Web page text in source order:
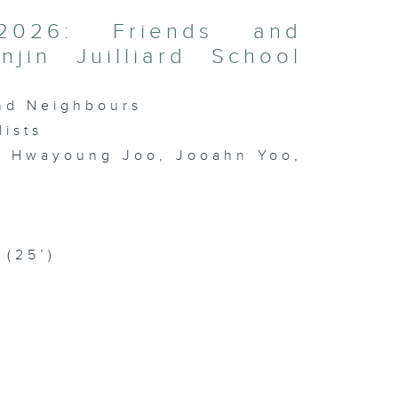
Friends and
Juilliard School
Neighbours
Joo, Jooahn Yoo,